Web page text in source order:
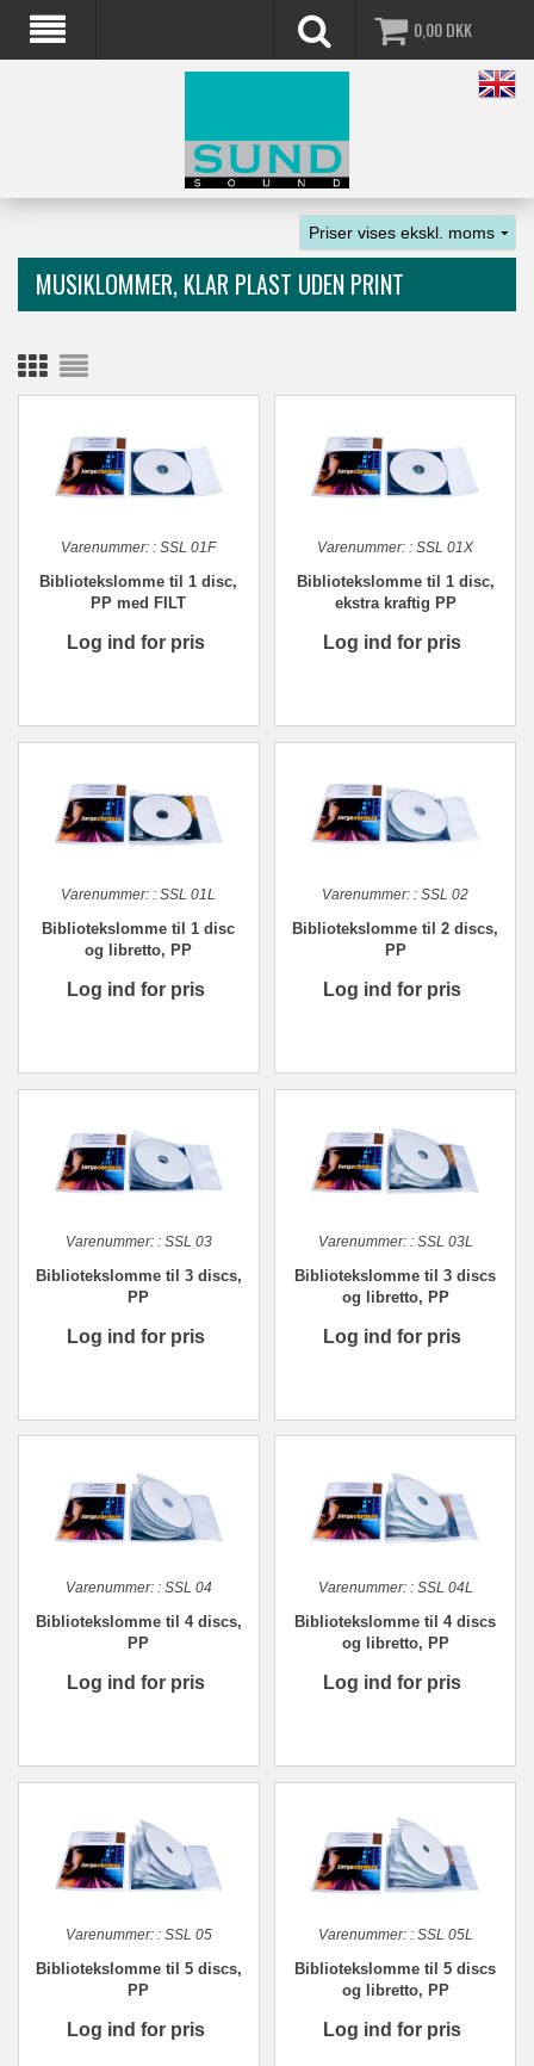
0,00DKK
MUSIKLOMMER, KLAR PLAST UDEN PRINT
Varenummer: : SSL 01F
Bibliotekslomme til 1 disc,
PP med FILT
Log ind for pris
Varenummer: : SSL 01X
Bibliotekslomme til 1 disc,
ekstra kraftig PP
Log ind for pris
Varenummer: : SSL 01L
Bibliotekslomme til 1 disc
og libretto, PP
Log ind for pris
Varenummer: : SSL 02
Bibliotekslomme til 2 discs,
PP
Log ind for pris
Varenummer:: SSL 03
Bibliotekslomme til 3 discs,
PP
Log ind for pris
Varenummer:: SSL 03L
Bibliotekslomme til 3 discs
og libretto, PP
Log ind for pris
Varenummer:: SSL 04
Bibliotekslomme til 4 discs,
PP
Log ind for pris
Varenummer:: SSL 04L
Bibliotekslomme til 4 discs
og libretto, PP
Log ind for pris
Varenummer:: SSL 05
Bibliotekslomme til 5 discs,
PP
Log ind for pris
Varenummer:: SSL 05L
Bibliotekslomme til 5 discs
og libretto, PP
Log ind for pris